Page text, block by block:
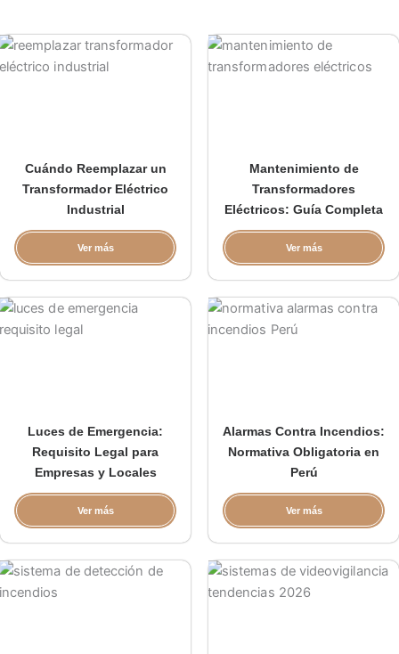
Cuándo Reemplazar un
Transformador Eléctrico
Industrial
Ver más
Mantenimiento de
Transformadores
Eléctricos: Guía Completa
Ver más
Luces de Emergencia:
Requisito Legal para
Empresas y Locales
Ver más
Alarmas Contra Incendios:
Normativa Obligatoria en
Perú
Ver más